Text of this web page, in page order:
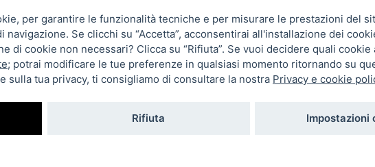
Uomo
Donna
Brand
Tutti i prodotti
CLIENTI
Termini e Condizioni
Spedizioni e resi
Privacy Policy
per garantire le funzionalità tecniche e per misurare le prestazioni del
Se clicchi su “Accetta”, acconsentirai all'installazione dei
di cookie non necessari? Clicca su “Rifiuta”. Se vuoi decidere quali cookie
; potrai modificare le tue preferenze in qualsiasi momento ritornando su
sulla tua privacy, ti consigliamo di consultare la nostra Privacy e cookie
Rifiuta Impostazioni